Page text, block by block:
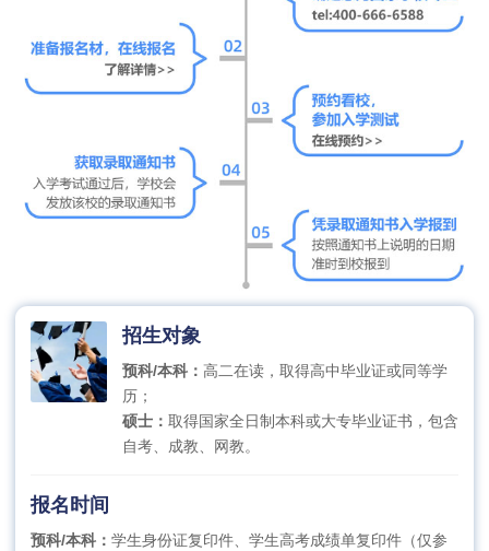
招生对象
预科/本科： 高二在读，取得高中毕业证或同等学
历；
硕士： 取得国家全日制本科或大专毕业证书，包含
自考、成教、网教。
报名时间
预科/本科： 学生身份证复印件、学生高考成绩单复印件（仅参